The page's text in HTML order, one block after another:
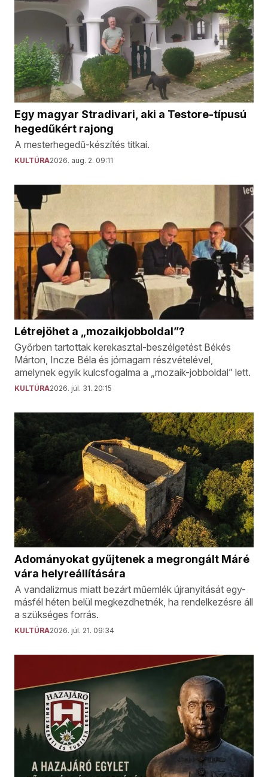
Egy magyar Stradivari, aki a Testore-típusú
hegedűkért rajong
A mesterhegedű-készítés titkai.
KULTÚRA2026. aug. 2. 09:11
Létrejöhet a „mozaikjobboldal”?
Győrben tartottak kerekasztal-beszélgetést Békés
Márton, Incze Béla és jómagam részvételével,
amelynek egyik kulcsfogalma a „mozaik-jobboldal” lett.
KULTÚRA2026. júl. 31. 20:15
Adományokat gyűjtenek a megrongált Máré
vára helyreállítására
A vandalizmus miatt bezárt műemlék újranyitását egy-
másfél héten belül megkezdhetnék, ha rendelkezésre áll
a szükséges forrás.
KULTÚRA2026. júl. 21. 09:34